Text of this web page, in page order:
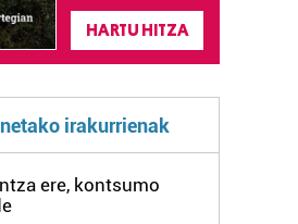
HARTU HITZA
irakurrienak
ere, kontsumo